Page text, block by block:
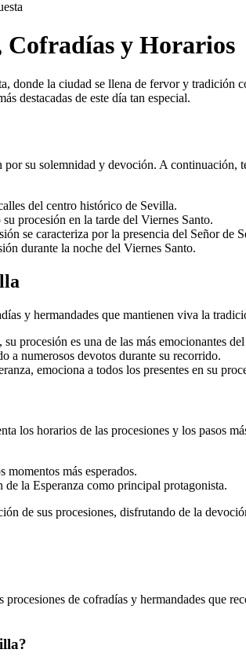
Cofradías y Horarios
donde la ciudad se llena de fervor y tradición
destacadas de este día tan especial.
su solemnidad y devoción. A continuación,
del centro histórico de Sevilla.
procesión en la tarde del Viernes Santo.
se caracteriza por la presencia del Señor de
durante la noche del Viernes Santo.
y hermandades que mantienen viva la
procesión es una de las más emocionantes
a numerosos devotos durante su recorrido.
emociona a todos los presentes en su
los horarios de las procesiones y los pasos
más esperados.
la Esperanza como principal protagonista.
de sus procesiones, disfrutando de la
de cofradías y hermandades que